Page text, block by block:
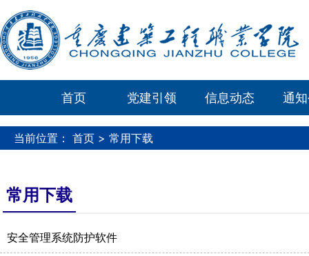
首页 党建引领 信息动态 通
当前位置： 首页 > 常用下载
常用下载
安全管理系统防护软件